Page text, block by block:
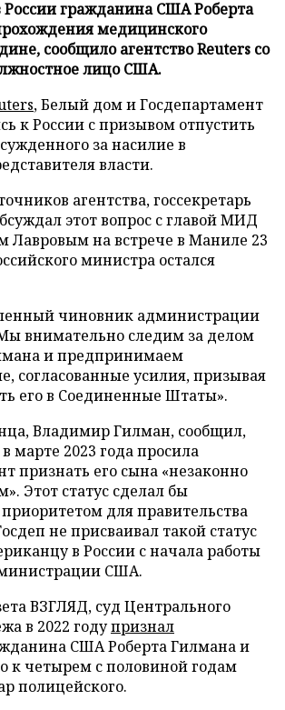
России гражданина США Роберта
медицинского
сообщило агентство Reuters со
лицо США.
, Белый дом и Госдепартамент
к России с призывом отпустить
за насилие в
власти.
агентства, госсекретарь
этот вопрос с главой МИД
Лавровым на встрече в Маниле 23
министра остался
чиновник администрации
внимательно следим за делом
и предпринимаем
согласованные усилия, призывая
его в Соединенные Штаты».
Владимир Гилман, сообщил,
марте 2023 года просила
признать его сына «незаконно
Этот статус сделал бы
для правительства
не присваивал такой статус
в России с начала работы
США.
ВЗГЛЯД, суд Центрального
в 2022 годупризнал
США Роберта Гилмана и
к четырем с половиной годам
полицейского.